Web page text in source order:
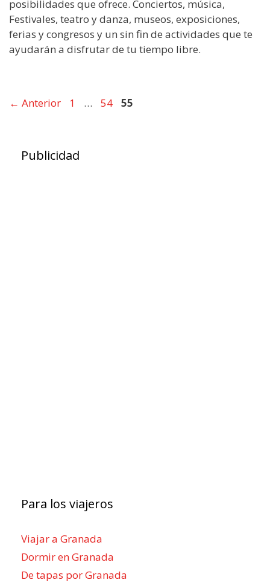
posibilidades que ofrece. Conciertos, música,
Festivales, teatro y danza, museos, exposiciones,
ferias y congresos y un sin fin de actividades que te
ayudarán a disfrutar de tu tiempo libre.
← Anterior Página
1 … Página
54 Página
55
Publicidad
Para los viajeros
Viajar a Granada
Dormir en Granada
De tapas por Granada